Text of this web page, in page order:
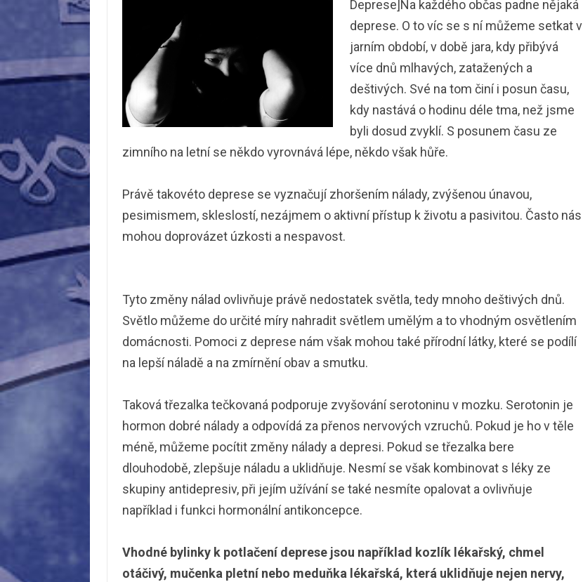
Deprese]Na každého občas padne nějaká
deprese. O to víc se s ní můžeme setkat v
jarním období, v době jara, kdy přibývá
více dnů mlhavých, zatažených a
deštivých. Své na tom činí i posun času,
kdy nastává o hodinu déle tma, než jsme
byli dosud zvyklí. S posunem času ze
zimního na letní se někdo vyrovnává lépe, někdo však hůře.
Právě takovéto deprese se vyznačují zhoršením nálady, zvýšenou únavou,
pesimismem, skleslostí, nezájmem o aktivní přístup k životu a pasivitou. Často nás
mohou doprovázet úzkosti a nespavost.
Tyto změny nálad ovlivňuje právě nedostatek světla, tedy mnoho deštivých dnů.
Světlo můžeme do určité míry nahradit světlem umělým a to vhodným osvětlením
domácnosti. Pomoci z deprese nám však mohou také přírodní látky, které se podílí
na lepší náladě a na zmírnění obav a smutku.
Taková třezalka tečkovaná podporuje zvyšování serotoninu v mozku. Serotonin je
hormon dobré nálady a odpovídá za přenos nervových vzruchů. Pokud je ho v těle
méně, můžeme pocítit změny nálady a depresi. Pokud se třezalka bere
dlouhodobě, zlepšuje náladu a uklidňuje. Nesmí se však kombinovat s léky ze
skupiny antidepresiv, při jejím užívání se také nesmíte opalovat a ovlivňuje
například i funkci hormonální antikoncepce.
Vhodné bylinky k potlačení deprese jsou například kozlík lékařský, chmel
otáčivý, mučenka pletní nebo meduňka lékařská, která uklidňuje nejen nervy,